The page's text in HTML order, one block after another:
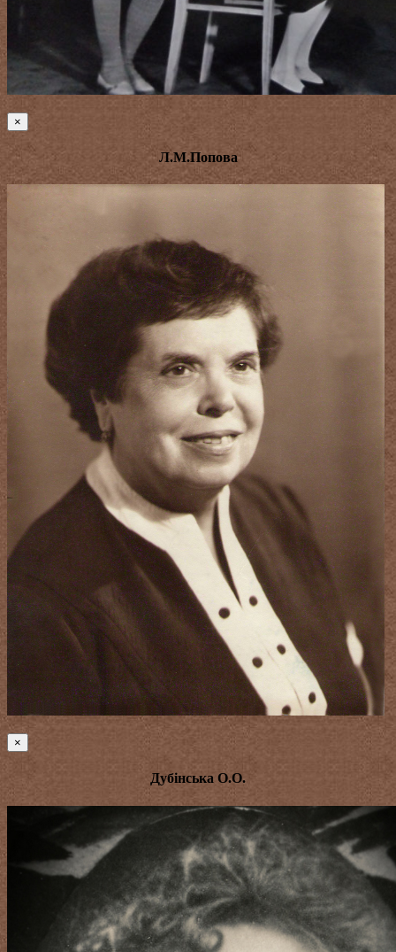
×
Л.М.Попова
×
Дубінська О.О.